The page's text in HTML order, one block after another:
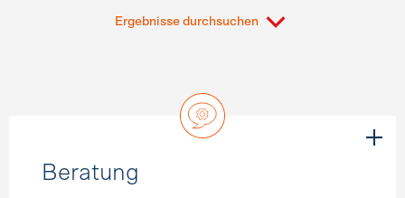
Ergebnisse durchsuchen
Beratung